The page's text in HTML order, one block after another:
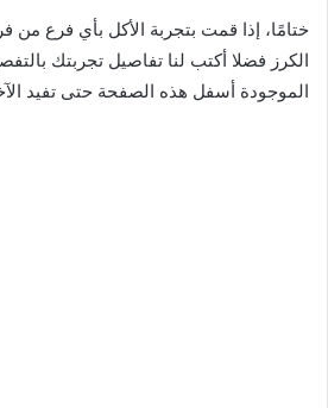
ختامًا، إذا قمت بتجربة الأكل بأي فرع
الكرز فضلا أكتب لنا تفاصيل تجربتك
الموجودة أسفل هذه الصفحة حتى تفيد